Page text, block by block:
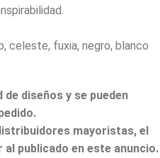
celeste, fuxia, negro, blanco
diseños y se pueden
mayoristas, el
publicado en este anuncio.